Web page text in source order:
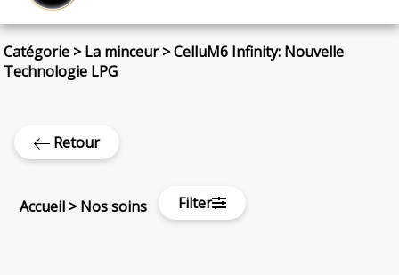
Catégorie >La minceur>CelluM6 Infinity: Nouvelle
Technologie LPG
Retour
Accueil >Nos soins Filter